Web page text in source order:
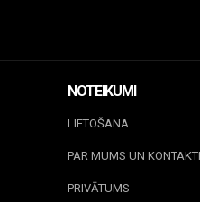
NOTEIKUMI
LIETOŠANA
PAR MUMS UN KONTAKTI
PRIVĀTUMS